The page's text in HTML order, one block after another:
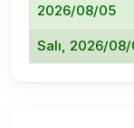
2026/08/05
Salı, 2026/